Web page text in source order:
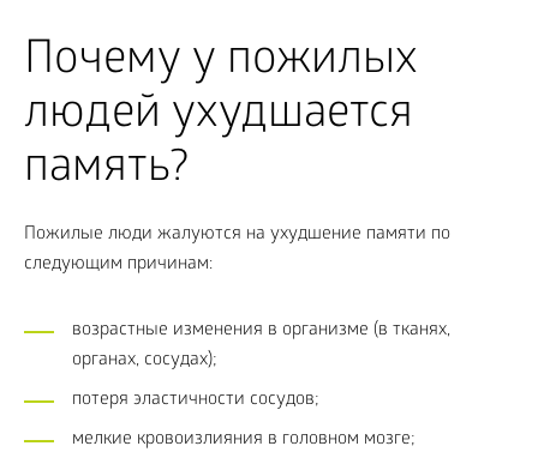
Почему у пожилых
людей ухудшается
память?
Пожилые люди жалуются на ухудшение памяти по
следующим причинам:
возрастные изменения в организме (в тканях,
органах, сосудах);
потеря эластичности сосудов;
мелкие кровоизлияния в головном мозге;